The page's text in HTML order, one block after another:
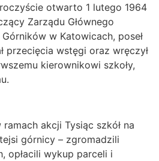
otwarto 1 lutego 1964
Zarządu Głównego
w Katowicach, poseł
przecięcia wstęgi oraz wręczył
kierownikowi szkoły,
akcji Tysiąc szkół na
górnicy – zgromadzili
opłacili wykup parceli i